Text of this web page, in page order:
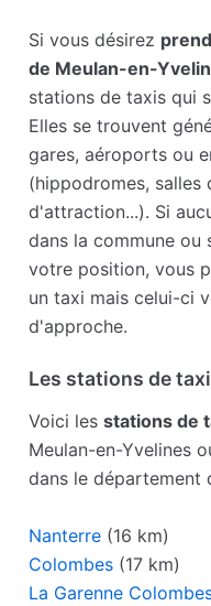
Si vous désirez
de Meulan-en-
stations de taxis qui
Elles se trouvent
gares, aéroports ou
(hippodromes, salles
d'attraction...). Si
dans la commune ou
votre position, vous
un taxi mais celui-ci
d'approche.
Les stations de taxi
Voici lesstations de
Meulan-en-Yvelines
dans le département
Nanterre (16 km)
Colombes (17 km)
La Garenne